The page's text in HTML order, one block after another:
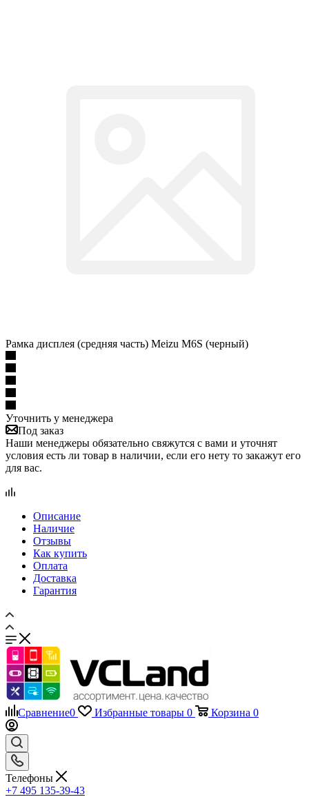
Рамка дисплея (средняя часть) Meizu M6S (черный)
Уточнить у менеджера
Под заказ
Наши менеджеры обязательно свяжутся с вами и уточнят
условия есть ли товар в наличии, если его нету то закажут его
для вас.
Описание
Наличие
Отзывы
Как купить
Оплата
Доставка
Гарантия
Сравнение0 Избранные товары 0 Корзина 0
Телефоны
+7 495 135-39-43